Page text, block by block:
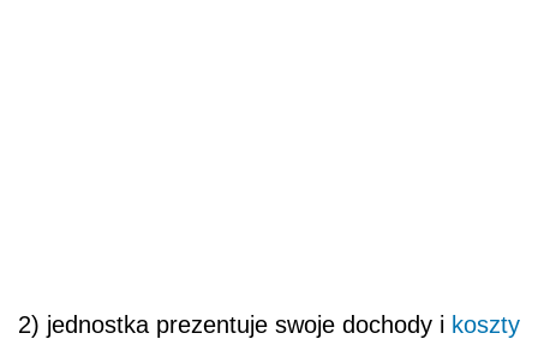
2) jednostka prezentuje swoje dochody i koszty